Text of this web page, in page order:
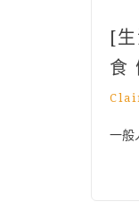
[
食
一般